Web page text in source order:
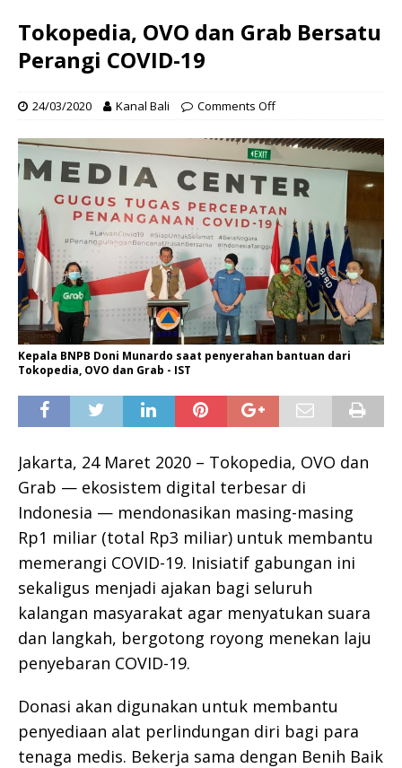
Tokopedia, OVO dan Grab Bersatu
Perangi COVID-19
24/03/2020 Kanal Bali Comments Off
Kepala BNPB Doni Munardo saat penyerahan bantuan dari
Tokopedia, OVO dan Grab - IST
Jakarta, 24 Maret 2020 – Tokopedia, OVO dan
Grab — ekosistem digital terbesar di
Indonesia — mendonasikan masing-masing
Rp1 miliar (total Rp3 miliar) untuk membantu
memerangi COVID-19. Inisiatif gabungan ini
sekaligus menjadi ajakan bagi seluruh
kalangan masyarakat agar menyatukan suara
dan langkah, bergotong royong menekan laju
penyebaran COVID-19.
Donasi akan digunakan untuk membantu
penyediaan alat perlindungan diri bagi para
tenaga medis. Bekerja sama dengan Benih Baik